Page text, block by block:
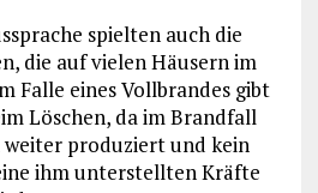
spielten auch die
die auf vielen Häusern im
Falle eines Vollbrandes gibt
Löschen, da im Brandfall
produziert und kein
ihm unterstellten Kräfte